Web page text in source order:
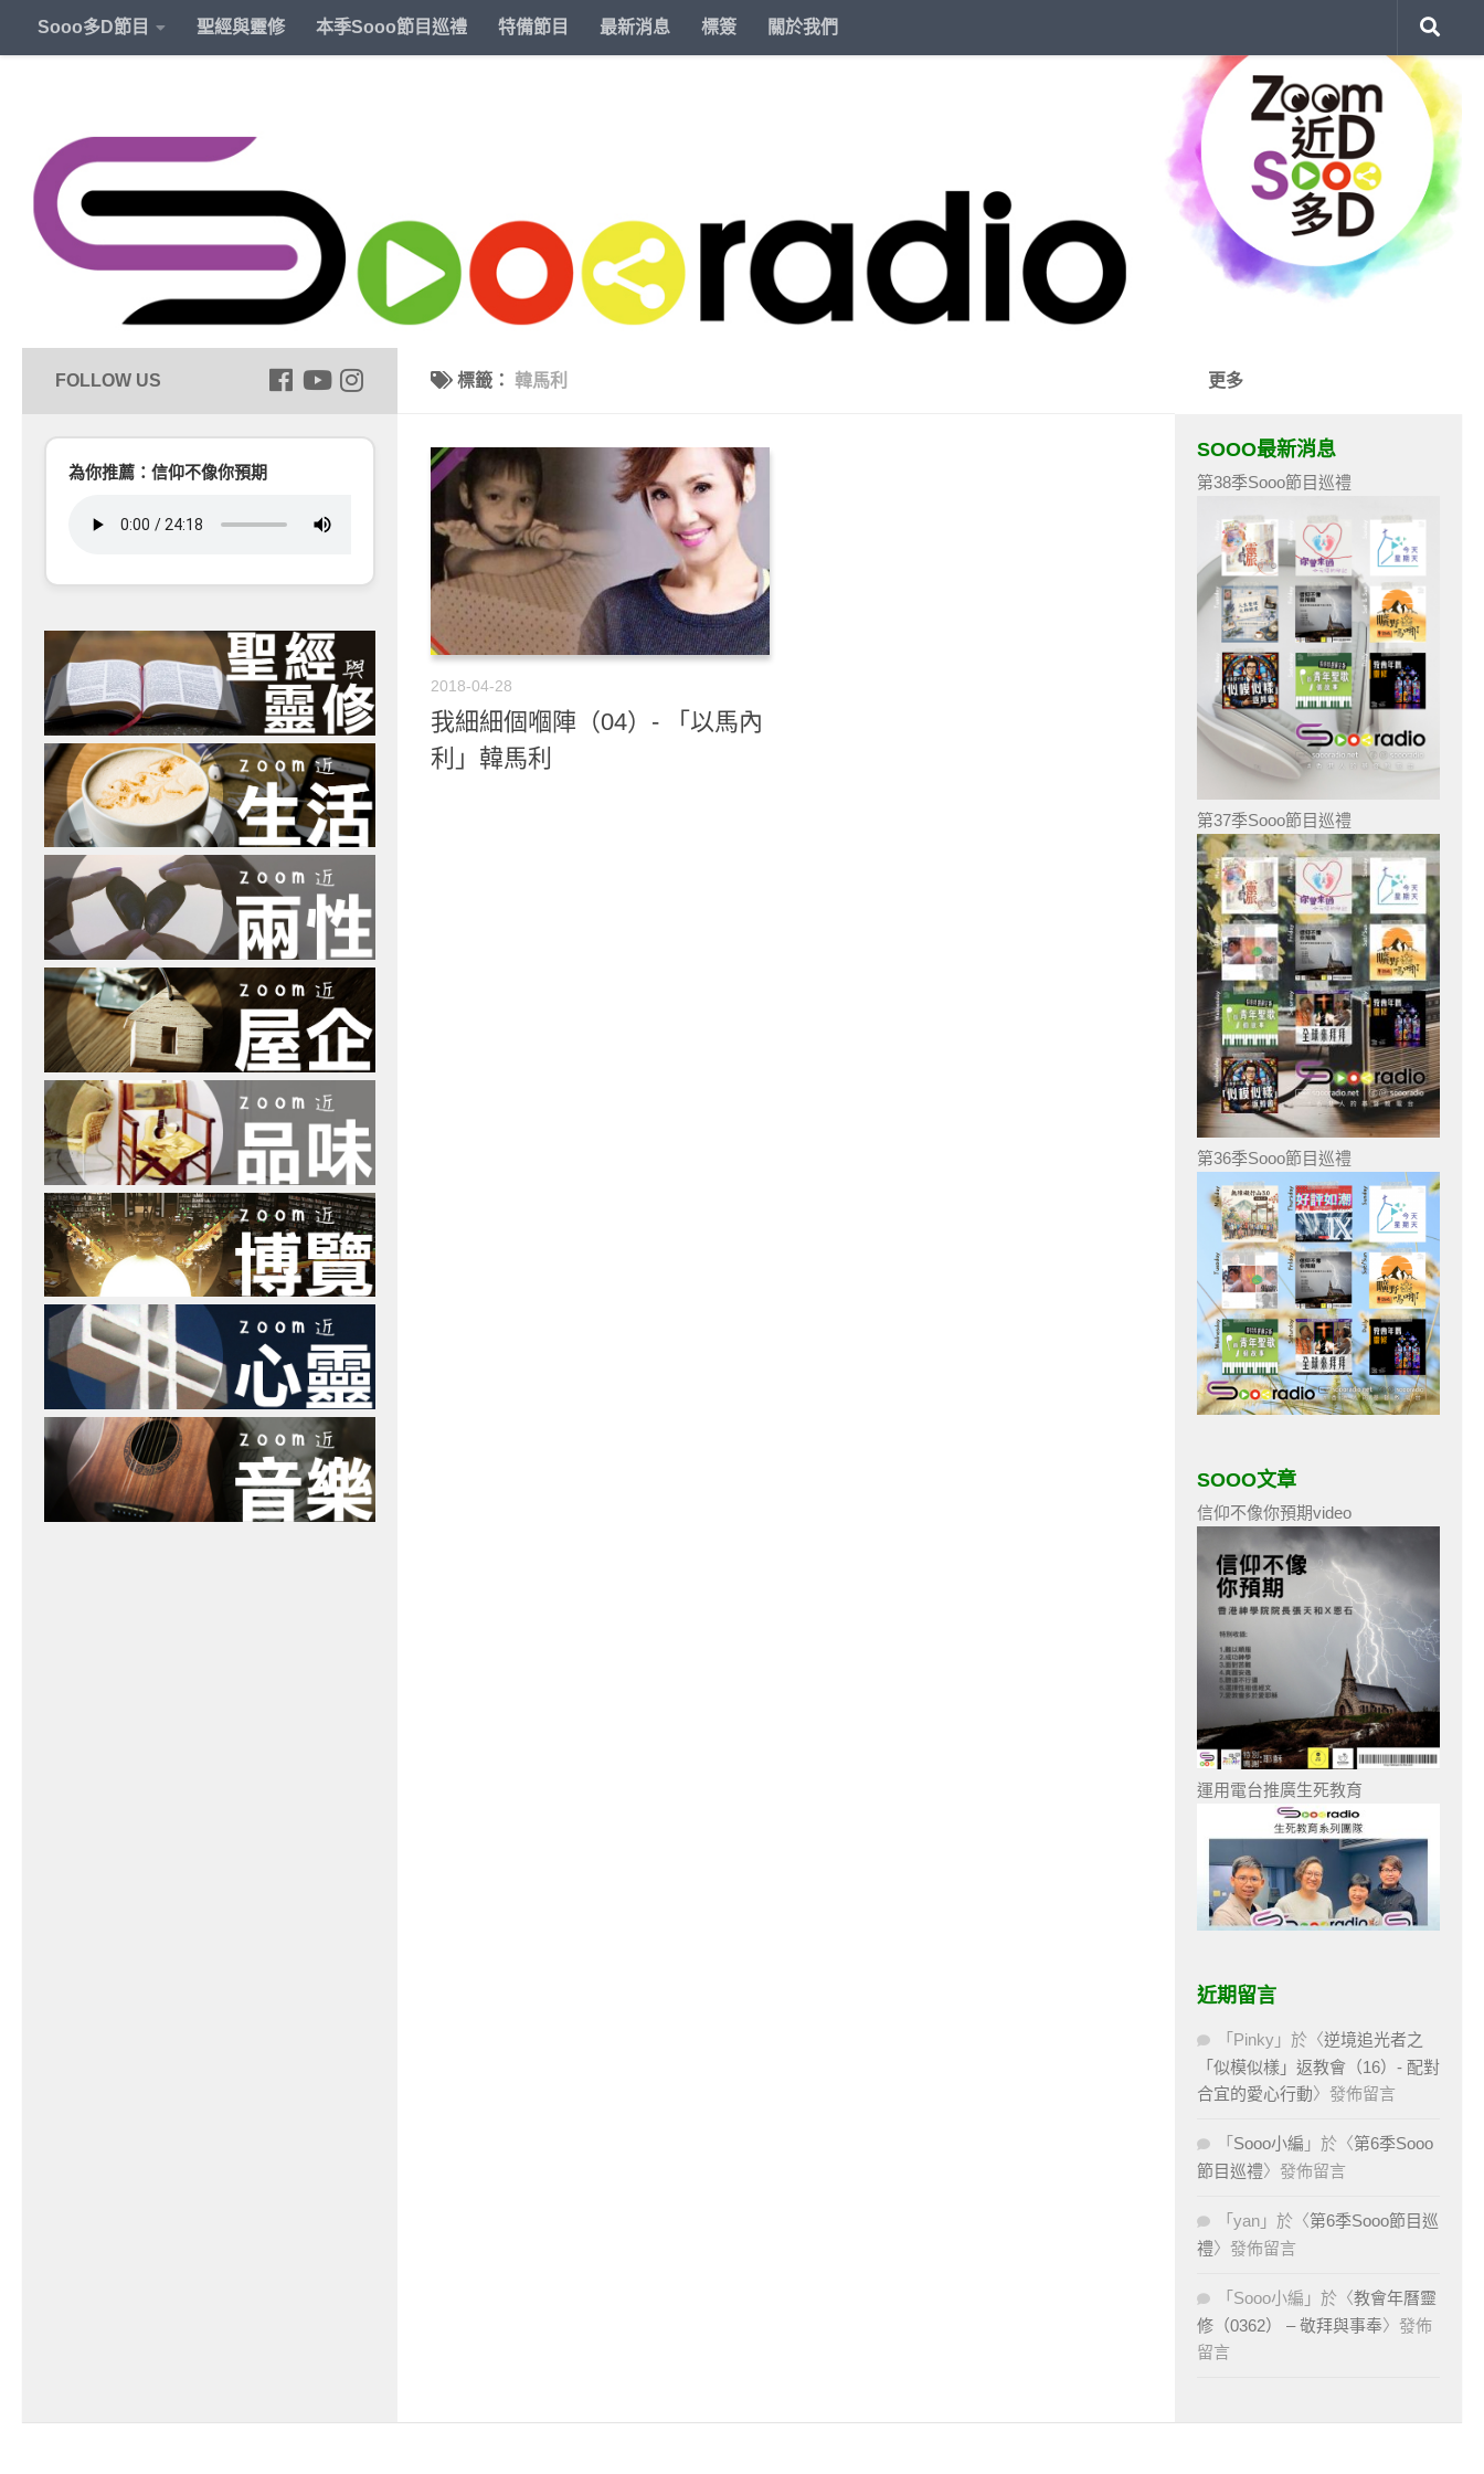
Sooo多D節目 聖經與靈修 本季Sooo節目巡禮 特備節目 最新消息 標簽 關於我們
標籤： 韓馬利
2018-04-28
我細細個嗰陣（04）- 「以馬內
利」韓馬利
為你推薦：信仰不像你預期
更多
SOOO最新消息
第38季Sooo節目巡禮
第37季Sooo節目巡禮
第36季Sooo節目巡禮
SOOO文章
信仰不像你預期video
運用電台推廣生死教育
近期留言
「 Pinky 」於〈逆境追光者之
「似模似樣」返教會（16）- 配對
合宜的愛心行動〉發佈留言
「 Sooo小編 」於〈第6季Sooo
節目巡禮〉發佈留言
「 yan 」於〈第6季Sooo節目巡
禮〉發佈留言
「 Sooo小編 」於〈教會年曆靈
修（0362） – 敬拜與事奉〉發佈
留言